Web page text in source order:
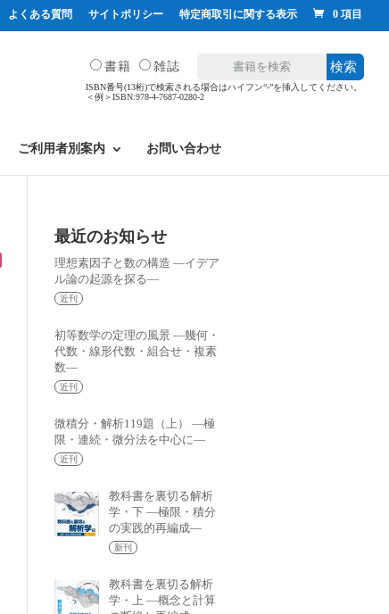
よくある質問 サイトポリシー 特定商取引に関する表示 0 項目
書籍 雑誌 検索
ISBN番号(13桁)で検索される場合はハイフン“-”を挿入してください。
＜例＞ISBN:978-4-7687-0280-2
ご利用者別案内 お問い合わせ
最近のお知らせ
理想素因子と数の構造 —イデア
ル論の起源を探る—
近刊
初等数学の定理の風景 —幾何・
代数・線形代数・組合せ・複素
数—
近刊
微積分・解析119題（上） —極
限・連続・微分法を中心に—
近刊
教科書を裏切る解析
学・下 —極限・積分
の実践的再編成—
新刊
教科書を裏切る解析
学・上 —概念と計算